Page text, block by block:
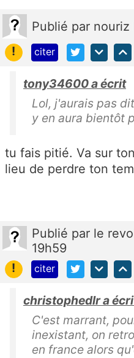
Publié par nouriz
!
citer
tony34600 a écrit
Lol, j'aurais pas
y en aura bientôt
tu fais pitié. Va sur
lieu de perdre ton
Publié par le
19h59
!
citer
christophedlr a
C'est marrant,
inexistant, on
en france alors